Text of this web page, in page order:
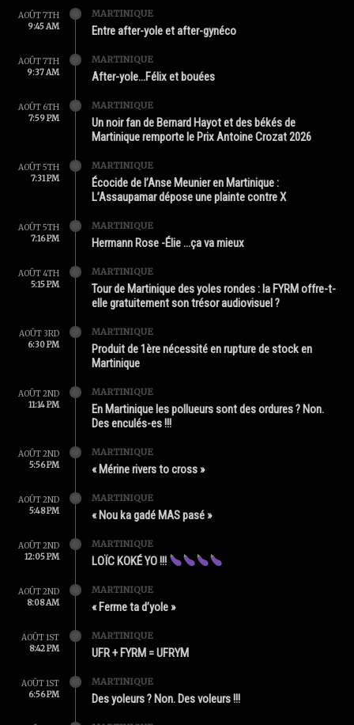
AOÛT 7TH
9:45 AM
MARTINIQUE
Entre after-yole et after-gynéco
AOÛT 7TH
9:37 AM
MARTINIQUE
After-yole…Félix et bouées
AOÛT 6TH
7:59 PM
MARTINIQUE
Un noir fan de Bernard Hayot et des békés de
Martinique remporte le Prix Antoine Crozat 2026
AOÛT 5TH
7:31 PM
MARTINIQUE
Écocide de l’Anse Meunier en Martinique :
L’Assaupamar dépose une plainte contre X
AOÛT 5TH
7:16 PM
MARTINIQUE
Hermann Rose -Élie …ça va mieux
AOÛT 4TH
5:15 PM
MARTINIQUE
Tour de Martinique des yoles rondes : la FYRM offre-t-
elle gratuitement son trésor audiovisuel ?
AOÛT 3RD
6:30 PM
MARTINIQUE
Produit de 1ère nécessité en rupture de stock en
Martinique
AOÛT 2ND
11:14 PM
MARTINIQUE
En Martinique les pollueurs sont des ordures ? Non.
Des enculés-es !!!
AOÛT 2ND
5:56 PM
MARTINIQUE
« Mérine rivers to cross »
AOÛT 2ND
5:48 PM
MARTINIQUE
« Nou ka gadé MAS pasé »
AOÛT 2ND
12:05 PM
MARTINIQUE
LOÏC KOKÉ YO !!!
AOÛT 2ND
8:08 AM
MARTINIQUE
« Ferme ta d’yole »
AOÛT 1ST
8:42 PM
MARTINIQUE
UFR + FYRM = UFRYM
AOÛT 1ST
6:56 PM
MARTINIQUE
Des yoleurs ? Non. Des voleurs !!!